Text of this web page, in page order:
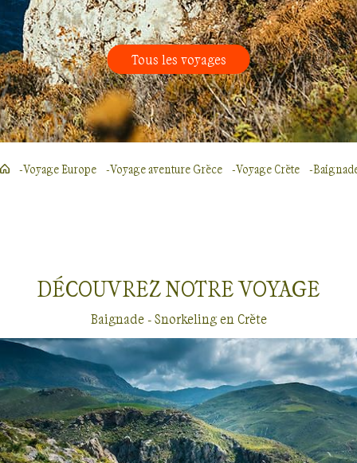
Tous les voyages
Voyage Europe Voyage aventure Grèce Voyage Crète
DÉCOUVREZ NOTREVOYAGE
Baignade - Snorkeling en Crète